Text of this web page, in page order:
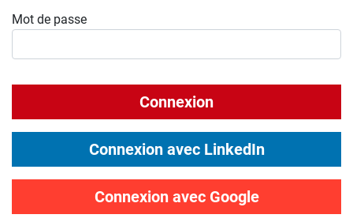
Emplois
Ma boîte à outils
Conseils carrière
Métiers
Nos chroniques
Mot de passe
Connexion
Connexion avec LinkedIn
Connexion avec Google